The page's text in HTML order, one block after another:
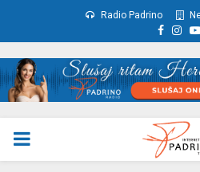
Radio Padrino
PRIMARY